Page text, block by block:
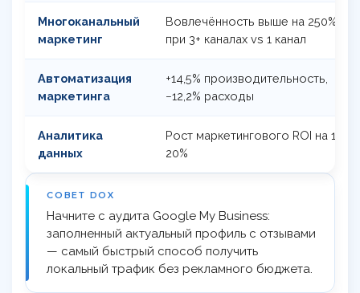
Многоканальный
маркетинг
Вовлечённость выше на 250%
при 3+ каналах vs 1 канал
Автоматизация
маркетинга
+14,5% производительность,
−12,2% расходы
Аналитика
данных
Рост маркетингового ROI на 15–
20%
СОВЕТ DOX
Начните с аудита Google My Business:
заполненный актуальный профиль с отзывами
— самый быстрый способ получить
локальный трафик без рекламного бюджета.